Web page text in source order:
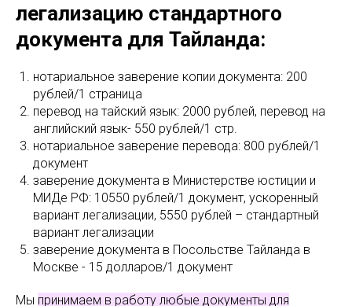
легализацию стандартного
документа для Тайланда:
нотариальное заверение копии документа: 200
рублей/1 страница
перевод на тайский язык: 2000 рублей, перевод на
английский язык- 550 рублей/1 стр.
нотариальное заверение перевода: 800 рублей/1
документ
заверение документа в Министерстве юстиции и
МИДе РФ: 10550 рублей/1 документ, ускоренный
вариант легализации, 5550 рублей – стандартный
вариант легализации
заверение документа в Посольстве Тайланда в
Москве - 15 долларов/1 документ
Мы принимаем в работу любые документы для